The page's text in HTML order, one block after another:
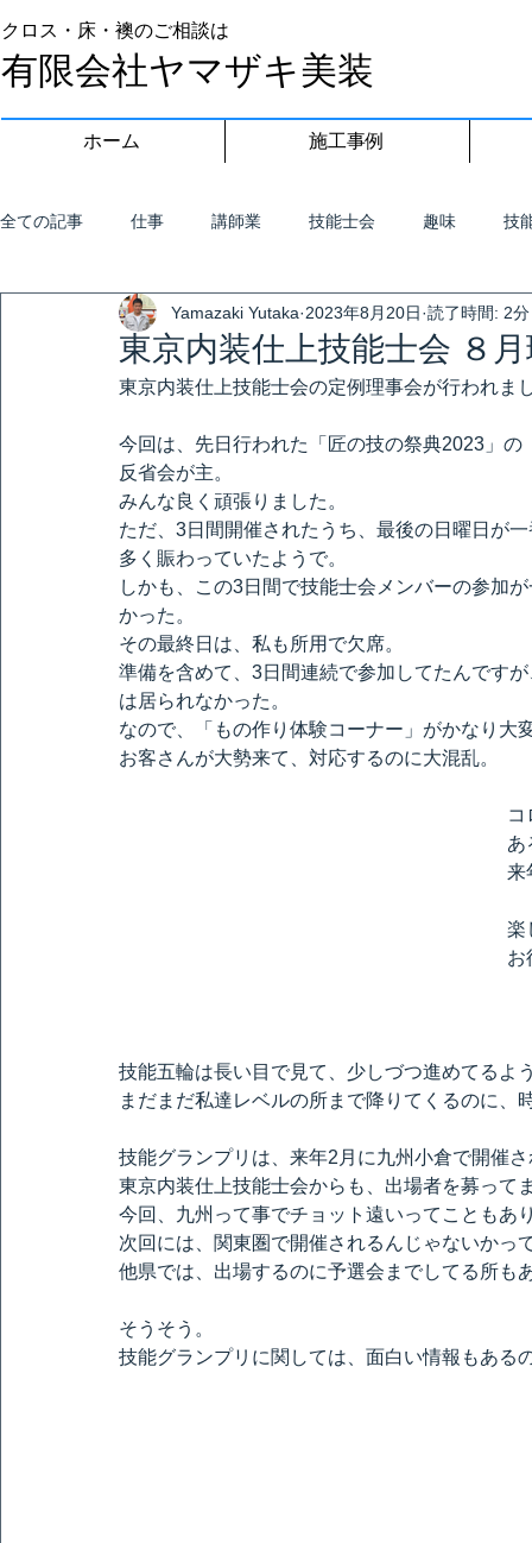
クロス・床・襖のご相談は
有限会社ヤマザキ美装
ホーム 施工事例
全ての記事 仕事 講師業 技能士会 趣味 技
東京内装仕上技能士会 ８
Yamazaki Yutaka 2023年8月20日 読了時間: 2分
東京内装仕上技能士会の定例理事会が行われま
今回は、先日行われた「匠の技の祭典2023」の
反省会が主。
みんな良く頑張りました。
ただ、3日間開催されたうち、最後の日曜日が
多く賑わっていたようで。
しかも、この3日間で技能士会メンバーの参加
かった。
その最終日は、私も所用で欠席。
準備を含めて、3日間連続で参加してたんです
は居られなかった。
なので、「もの作り体験コーナー」がかなり大
お客さんが大勢来て、対応するのに大混乱。
コ
あ
来
楽
お
技能五輪は長い目で見て、少しづつ進めてるよ
まだまだ私達レベルの所まで降りてくるのに、
技能グランプリは、来年2月に九州小倉で開催
東京内装仕上技能士会からも、出場者を募って
今回、九州って事でチョット遠いってこともあ
次回には、関東圏で開催されるんじゃないかっ
他県では、出場するのに予選会までしてる所も
そうそう。
技能グランプリに関しては、面白い情報もある